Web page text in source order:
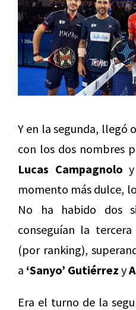
Y en la segunda, llegó
con los dos nombres
Lucas Campagnolo
momento más dulce,
No ha habido dos
conseguían la
(por ranking),
a ‘Sanyo’ Gutiérrez y
Era el turno de la